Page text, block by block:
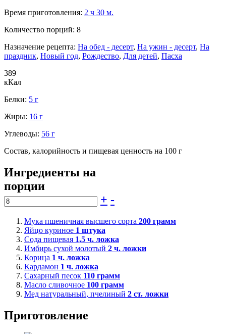
Время приготовления: 2 ч 30 м.
Количество порций: 8
Назначение рецепта: На обед - десерт, На ужин - десерт, На
праздник, Новый год, Рождество, Для детей, Пасха
389
кКал
Белки: 5 г
Жиры: 16 г
Углеводы: 56 г
Состав, калорийность и пищевая ценность на 100 г
Ингредиенты на
порции
+ -
Мука пшеничная высшего сорта 200 грамм
Яйцо куриное 1 штука
Сода пищевая 1,5 ч. ложка
Имбирь сухой молотый 2 ч. ложки
Корица 1 ч. ложка
Кардамон 1 ч. ложка
Сахарный песок 110 грамм
Масло сливочное 100 грамм
Мед натуральный, пчелиный 2 ст. ложки
Приготовление